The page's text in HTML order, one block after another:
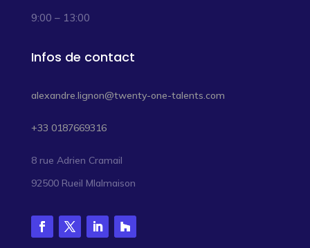
9:00 – 13:00
Infos de contact
alexandre.lignon@twenty-one-talents.com
+33 0187669316
8 rue Adrien Cramail
92500 Rueil Mlalmaison